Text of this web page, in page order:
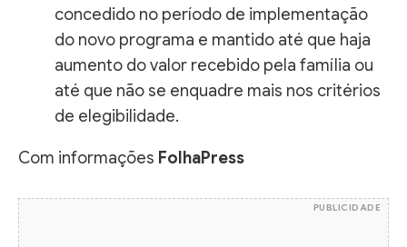
concedido no período de implementação
do novo programa e mantido até que haja
aumento do valor recebido pela família ou
até que não se enquadre mais nos critérios
de elegibilidade.
Com informações FolhaPress
PUBLICIDADE